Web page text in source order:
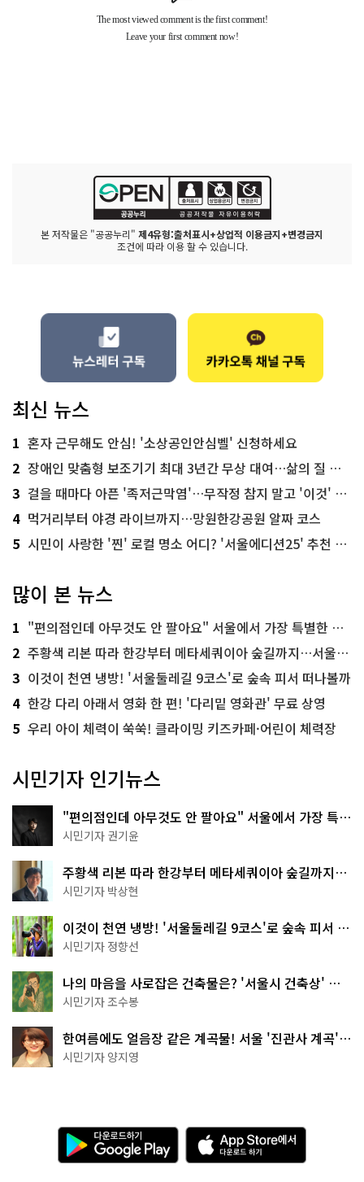
본 저작물은 "공공누리" 제4유형:출처표시+상업적 이용금지+변경금지
조건에 따라 이용 할 수 있습니다.
최신 뉴스
1 혼자 근무해도 안심! '소상공인안심벨' 신청하세요
2 장애인 맞춤형 보조기기 최대 3년간 무상 대여…삶의 질 높인다
3 걸을 때마다 아픈 '족저근막염'…무작정 참지 말고 '이것' 해보세요!
4 먹거리부터 야경 라이브까지…망원한강공원 알짜 코스
5 시민이 사랑한 '찐' 로컬 명소 어디? '서울에디션25' 추천 코스
많이 본 뉴스
1 "편의점인데 아무것도 안 팔아요" 서울에서 가장 특별한 편의점의 정체
2 주황색 리본 따라 한강부터 메타세쿼이아 숲길까지…서울둘레길 15코스
3 이것이 천연 냉방! '서울둘레길 9코스'로 숲속 피서 떠나볼까
4 한강 다리 아래서 영화 한 편! '다리밑 영화관' 무료 상영
5 우리 아이 체력이 쑥쑥! 클라이밍 키즈카페·어린이 체력장
시민기자 인기뉴스
"편의점인데 아무것도 안 팔아요" 서울에서 가장 특별
한 편의점의 정체
시민기자 권기윤
주황색 리본 따라 한강부터 메타세쿼이아 숲길까지…
서울둘레길 15코스
시민기자 박상현
이것이 천연 냉방! '서울둘레길 9코스'로 숲속 피서 떠
나볼까
시민기자 정향선
나의 마음을 사로잡은 건축물은? '서울시 건축상' 수
상작 공개!
시민기자 조수봉
한여름에도 얼음장 같은 계곡물! 서울 '진관사 계곡'이
천국이네~
시민기자 양지영
다
운
로
A
p
p